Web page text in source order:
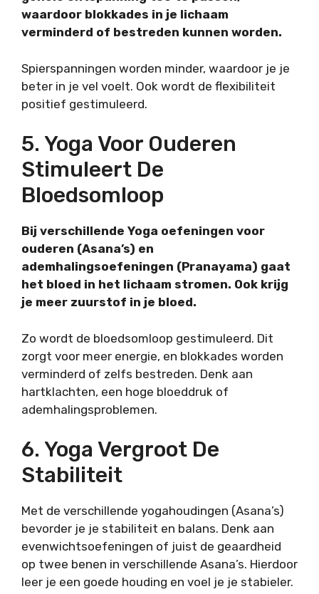
waardoor blokkades in je lichaam
verminderd of bestreden kunnen worden.
Spierspanningen worden minder, waardoor je je
beter in je vel voelt. Ook wordt de flexibiliteit
positief gestimuleerd.
5. Yoga Voor Ouderen
Stimuleert De
Bloedsomloop
Bij verschillende Yoga oefeningen voor
ouderen (Asana’s) en
ademhalingsoefeningen (Pranayama) gaat
het bloed in het lichaam stromen. Ook krijg
je meer zuurstof in je bloed.
Zo wordt de bloedsomloop gestimuleerd. Dit
zorgt voor meer energie, en blokkades worden
verminderd of zelfs bestreden. Denk aan
hartklachten, een hoge bloeddruk of
ademhalingsproblemen.
6. Yoga Vergroot De
Stabiliteit
Met de verschillende yogahoudingen (Asana’s)
bevorder je je stabiliteit en balans. Denk aan
evenwichtsoefeningen of juist de geaardheid
op twee benen in verschillende Asana’s. Hierdoor
leer je een goede houding en voel je je stabieler.